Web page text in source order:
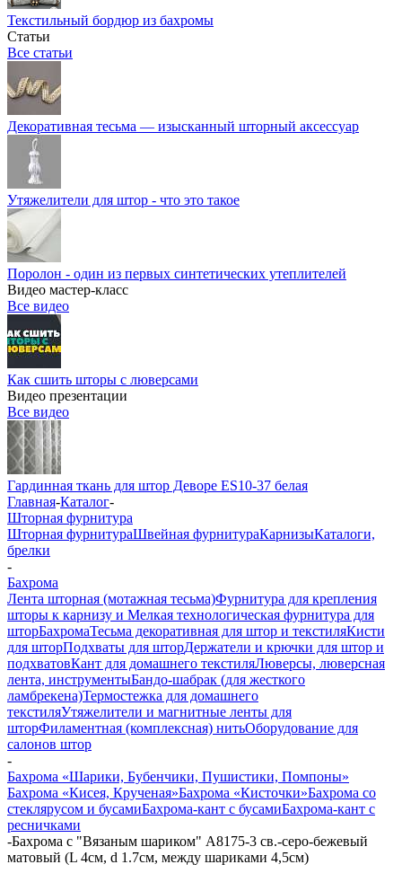
Текстильный бордюр из бахромы
Статьи
Все статьи
Декоративная тесьма — изысканный шторный аксессуар
Утяжелители для штор - что это такое
Поролон - один из первых синтетических утеплителей
Видео мастер-класс
Все видео
Как сшить шторы с люверсами
Видео презентации
Все видео
Гардинная ткань для штор Деворе ES10-37 белая
Главная-Каталог-
Шторная фурнитура
Шторная фурнитураШвейная фурнитураКарнизыКаталоги,
брелки
-
Бахрома
Лента шторная (мотажная тесьма)Фурнитура для крепления
шторы к карнизу и Мелкая технологическая фурнитура для
шторБахромаТесьма декоративная для штор и текстиляКисти
для шторПодхваты для шторДержатели и крючки для штор и
подхватовКант для домашнего текстиляЛюверсы, люверсная
лента, инструментыБандо-шабрак (для жесткого
ламбрекена)Термостежка для домашнего
текстиляУтяжелители и магнитные ленты для
шторФиламентная (комплексная) нитьОборудование для
салонов штор
-
Бахрома «Шарики, Бубенчики, Пушистики, Помпоны»
Бахрома «Кисея, Крученая»Бахрома «Кисточки»Бахрома со
стеклярусом и бусамиБахрома-кант с бусамиБахрома-кант с
ресничками
-Бахрома с "Вязаным шариком" A8175-3 св.-серо-бежевый
матовый (L 4см, d 1.7см, между шариками 4,5см)